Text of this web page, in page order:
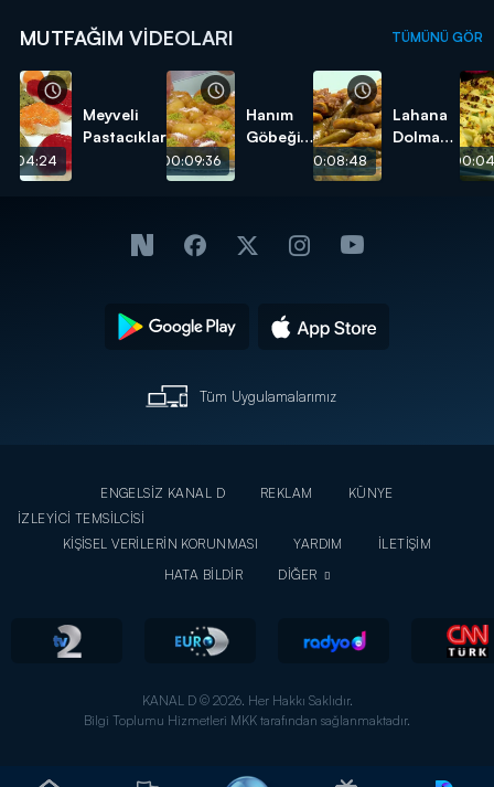
MUTFAĞIM VIDEOLARI TÜMÜNÜ GÖR
Meyveli
Pastacıklar
00:09:36
Hanım
Göbeği
00:08:48
Lahana
Dolması
Tüm Uygulamalarımız
ENGELSİZ KANAL D REKLAM
KÜNYE
İZLEYİCİ TEMSİLCİSİ
KİŞİSEL VERİLERİN KORUNMASI
YARDIM
İLETİŞİM
HATA BİLDİR
DİĞER
KANAL D © 2026. Her Hakkı Saklıdır.
Bilgi Toplumu Hizmetleri MKK tarafından sağlanmaktadır.